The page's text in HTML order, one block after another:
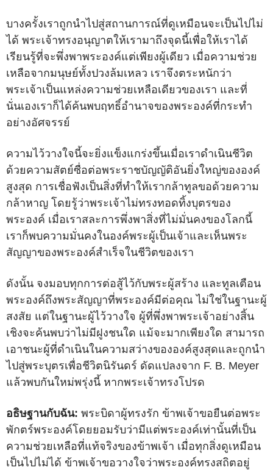
บางครั้งเราถูกนำไปสู่สถานการณ์ที่ดูเหมือนจะเป็นไปไม่
ได้ พระเจ้าทรงอนุญาตให้เรามาถึงจุดนี้เพื่อให้เราได้
เรียนรู้ที่จะพึ่งพาพระองค์แต่เพียงผู้เดียว เมื่อความช่วย
เหลือจากมนุษย์ทั้งปวงล้มเหลว เราจึงตระหนักว่า
พระเจ้าเป็นแหล่งความช่วยเหลือเดียวของเรา และที่
นั่นเองเราก็ได้ค้นพบฤทธิ์อำนาจของพระองค์ที่กระทำ
อย่างอัศจรรย์
ความไว้วางใจนี้จะยิ่งแข็งแกร่งขึ้นเมื่อเราดำเนินชีวิต
ด้วยความสัตย์ซื่อต่อพระราชบัญญัติอันยิ่งใหญ่ขององค์
สูงสุด การเชื่อฟังเป็นสิ่งที่ทำให้เรากล้าทูลขอด้วยความ
กล้าหาญ โดยรู้ว่าพระเจ้าไม่ทรงทอดทิ้งบุตรของ
พระองค์ เมื่อเราสละการพึ่งพาสิ่งที่ไม่มั่นคงของโลกนี้
เราก็พบความมั่นคงในองค์พระผู้เป็นเจ้าและเห็นพระ
สัญญาของพระองค์สำเร็จในชีวิตของเรา
ดังนั้น จงมอบทุกการต่อสู้ไว้กับพระผู้สร้าง และทูลเตือน
พระองค์ถึงพระสัญญาที่พระองค์มีต่อคุณ ไม่ใช่ในฐานะผู้
สงสัย แต่ในฐานะผู้ไว้วางใจ ผู้ที่พึ่งพาพระเจ้าอย่างสิ้น
เชิงจะค้นพบว่าไม่มีฝูงชนใด แม้จะมากเพียงใด สามารถ
เอาชนะผู้ที่ดำเนินในความสว่างขององค์สูงสุดและถูกนำ
ไปสู่พระบุตรเพื่อชีวิตนิรันดร์ ดัดแปลงจาก F. B. Meyer
แล้วพบกันใหม่พรุ่งนี้ หากพระเจ้าทรงโปรด
อธิษฐานกับฉัน: พระบิดาผู้ทรงรัก ข้าพเจ้าขอยืนต่อพระ
พักตร์พระองค์โดยยอมรับว่ามีแต่พระองค์เท่านั้นที่เป็น
ความช่วยเหลือที่แท้จริงของข้าพเจ้า เมื่อทุกสิ่งดูเหมือน
เป็นไปไม่ได้ ข้าพเจ้าขอวางใจว่าพระองค์ทรงสถิตอยู่